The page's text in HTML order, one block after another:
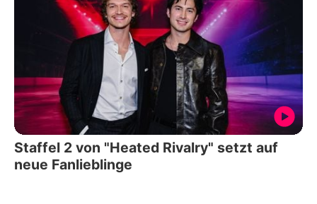
Staffel 2 von "Heated Rivalry" setzt auf
neue Fanlieblinge